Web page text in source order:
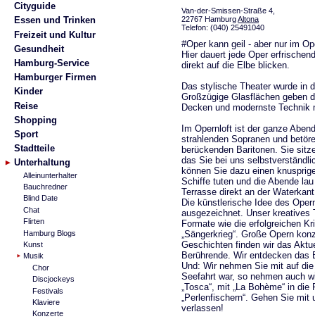
Cityguide
Essen und Trinken
Freizeit und Kultur
Gesundheit
Hamburg-Service
Hamburger Firmen
Kinder
Reise
Shopping
Sport
Stadtteile
Unterhaltung
Alleinunterhalter
Bauchredner
Blind Date
Chat
Flirten
Hamburg Blogs
Kunst
Musik
Chor
Discjockeys
Festivals
Klaviere
Konzerte
Van-der-Smissen-Straße 4,
22767 HamburgAltona
Telefon: (040) 25491040
#Oper kann geil - aber nur im
Hier dauert jede Oper
direkt auf die Elbe blicken.
Das stylische Theater wurde in
Großzügige Glasflächen geben
Decken und modernste
Im Opernloft ist der ganze
strahlenden Sopranen und
berückenden Baritonen. Sie
das Sie bei uns
können Sie dazu einen
Schiffe tuten und die Abende
Terrasse direkt an der
Die künstlerische Idee des
ausgezeichnet. Unser kreatives
Formate wie die erfolgreichen
„Sängerkrieg“. Große Opern
Geschichten finden wir das
Berührende. Wir entdecken das
Und: Wir nehmen Sie mit auf
Seefahrt war, so nehmen auch
„Tosca“, mit „La Bohème“ in
„Perlenfischern“. Gehen Sie
verlassen!